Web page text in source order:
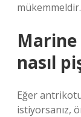
mükemmeldir.
nasıl
Eğer
istiyorsanız,